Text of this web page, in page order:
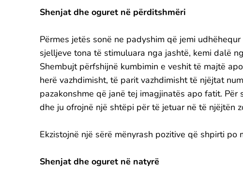
Shenjat dhe oguret në përditshmëri
Përmes jetës sonë ne padyshim që jemi
sjelljeve tona të stimuluara nga jashtë, kemi dalë
Shembujt përfshijnë kumbimin e veshit të majtë
herë vazhdimisht, të parit vazhdimisht të njëjtat
pazakonshme që janë tej imagjinatës apo fatit.
dhe ju ofrojnë një shtëpi për të jetuar në të njëjtën
Ekzistojnë një sërë mënyrash pozitive që shpirti
Shenjat dhe oguret në natyrë